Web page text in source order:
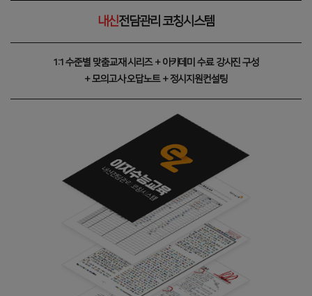
내신전담관리 코칭시스템
1:1 수준별 맞춤교재 시리즈 + 아카데미 수료 강사진 구성
+ 모의고사 오답노트 + 정시지원컨설팅